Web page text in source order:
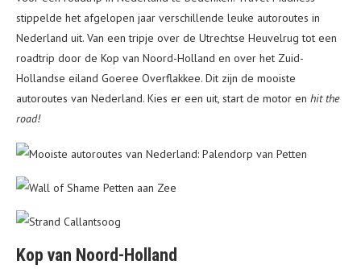
stippelde het afgelopen jaar verschillende leuke autoroutes in
Nederland uit. Van een tripje over de Utrechtse Heuvelrug tot een
roadtrip door de Kop van Noord-Holland en over het Zuid-
Hollandse eiland Goeree Overflakkee. Dit zijn de mooiste
autoroutes van Nederland. Kies er een uit, start de motor en hit the
road!
Kop van Noord-Holland